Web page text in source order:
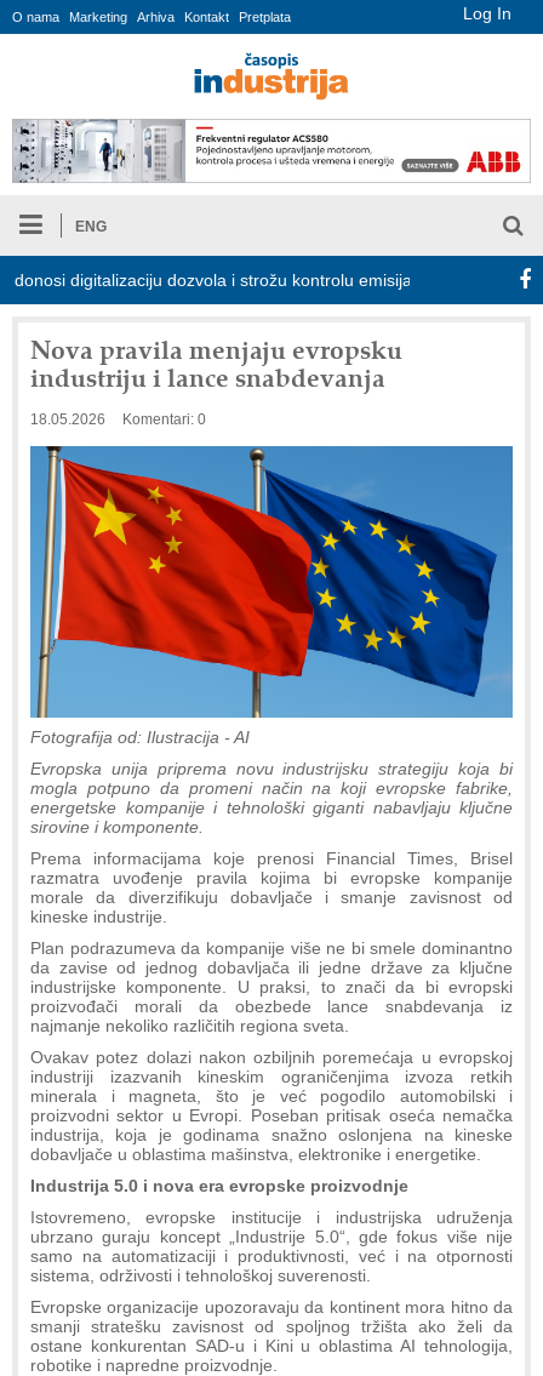
Log In
O nama Marketing Arhiva Kontakt Pretplata
ENG
digitalizaciju dozvola i strožu kontrolu emisija Proizvodnja
Nova pravila menjaju evropsku
industriju i lance snabdevanja
18.05.2026 Komentari: 0
Fotografija od: Ilustracija - AI
Evropska unija priprema novu industrijsku strategiju koja bi
mogla potpuno da promeni način na koji evropske fabrike,
energetske kompanije i tehnološki giganti nabavljaju ključne
sirovine i komponente.
Prema informacijama koje prenosi Financial Times, Brisel
razmatra uvođenje pravila kojima bi evropske kompanije
morale da diverzifikuju dobavljače i smanje zavisnost od
kineske industrije.
Plan podrazumeva da kompanije više ne bi smele dominantno
da zavise od jednog dobavljača ili jedne države za ključne
industrijske komponente. U praksi, to znači da bi evropski
proizvođači morali da obezbede lance snabdevanja iz
najmanje nekoliko različitih regiona sveta.
Ovakav potez dolazi nakon ozbiljnih poremećaja u evropskoj
industriji izazvanih kineskim ograničenjima izvoza retkih
minerala i magneta, što je već pogodilo automobilski i
proizvodni sektor u Evropi. Poseban pritisak oseća nemačka
industrija, koja je godinama snažno oslonjena na kineske
dobavljače u oblastima mašinstva, elektronike i energetike.
Industrija 5.0 i nova era evropske proizvodnje
Istovremeno, evropske institucije i industrijska udruženja
ubrzano guraju koncept „Industrije 5.0“, gde fokus više nije
samo na automatizaciji i produktivnosti, već i na otpornosti
sistema, održivosti i tehnološkoj suverenosti.
Evropske organizacije upozoravaju da kontinent mora hitno da
smanji stratešku zavisnost od spoljnog tržišta ako želi da
ostane konkurentan SAD-u i Kini u oblastima AI tehnologija,
robotike i napredne proizvodnje.